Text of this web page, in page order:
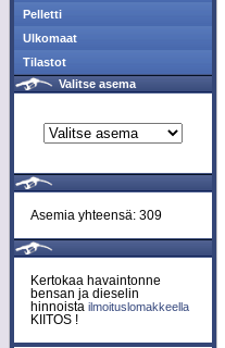
Pelletti
Ulkomaat
Tilastot
Valitse asema
Asemia yhteensä: 309
Kertokaa havaintonne
bensan ja dieselin
hinnoista ilmoituslomakkeella
KIITOS !